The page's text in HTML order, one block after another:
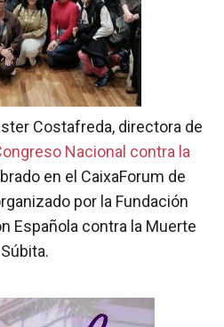
Costafreda, directora de
Nacional contra la
en el CaixaForum de
por la Fundación
Española contra la Muerte
Súbita.